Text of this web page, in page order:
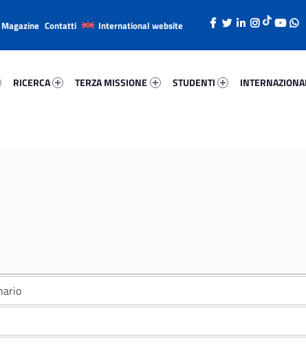
RICERCA
TERZA MISSIONE
STUDENTI
Magazine Contatti International website